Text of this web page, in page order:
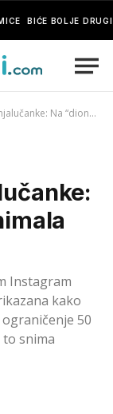
BIĆE BOLJE
smrti” snimala dok prebrzo vozi
Instagram
kako
50
snima